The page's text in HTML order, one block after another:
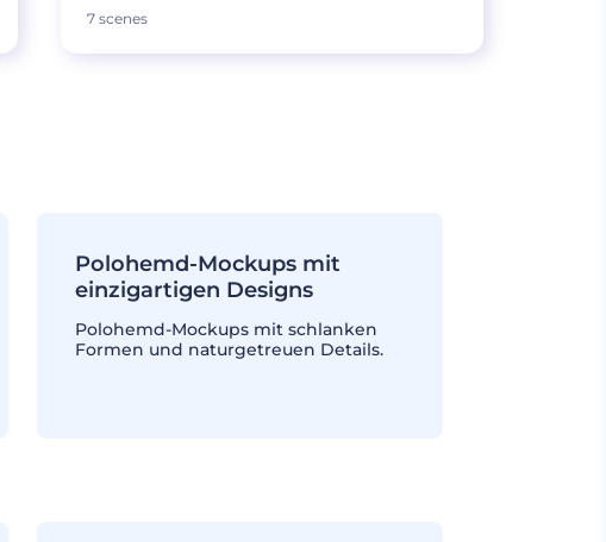
7 scenes
Polohemd-Mockups mit
einzigartigen Designs
Polohemd-Mockups mit schlanken
Formen und naturgetreuen Details.